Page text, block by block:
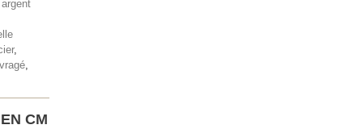
argent
,
,
CM